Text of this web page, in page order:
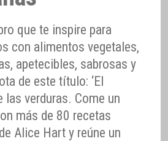
que te inspire para
con alimentos vegetales,
apetecibles, sabrosas y
de este título: ‘El
verduras. Come un
más de 80 recetas
Alice Hart y reúne un